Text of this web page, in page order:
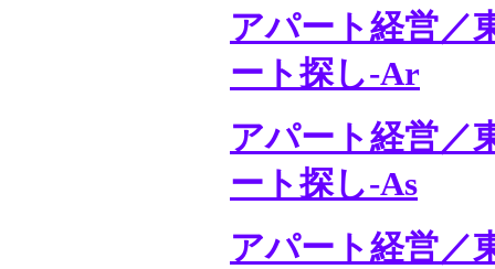
アパート経営／
ート探し-Ar
アパート経営／
ート探し-As
アパート経営／